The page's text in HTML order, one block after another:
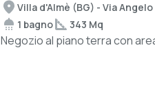
Villa d'Almè (BG) - Via
1 bagno
343 Mq
Negozio al piano terra con